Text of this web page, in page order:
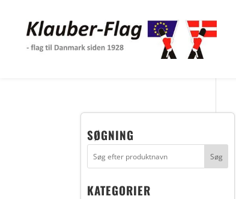
SØGNING
KATEGORIER